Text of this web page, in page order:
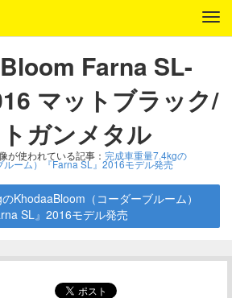
Farna SL-
マットブラック/
ガンメタル
が使われている記事： 完成車重量7.4kgの
ーム）『Farna SL』2016モデル発売
KhodaaBloom（コーダーブルーム）
SL』2016モデル発売